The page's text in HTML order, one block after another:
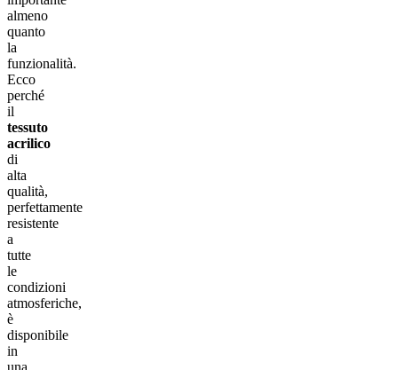
almeno
quanto
la
funzionalità.
Ecco
perché
il
tessuto
acrilico
di
alta
qualità,
perfettamente
resistente
a
tutte
le
condizioni
atmosferiche,
è
disponibile
in